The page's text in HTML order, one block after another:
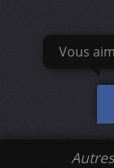
Vous